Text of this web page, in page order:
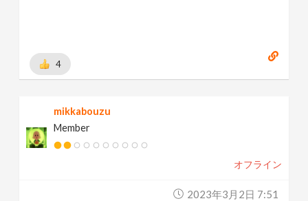
4
mikkabouzu
Member
オフライン
2023年3月2日 7:51